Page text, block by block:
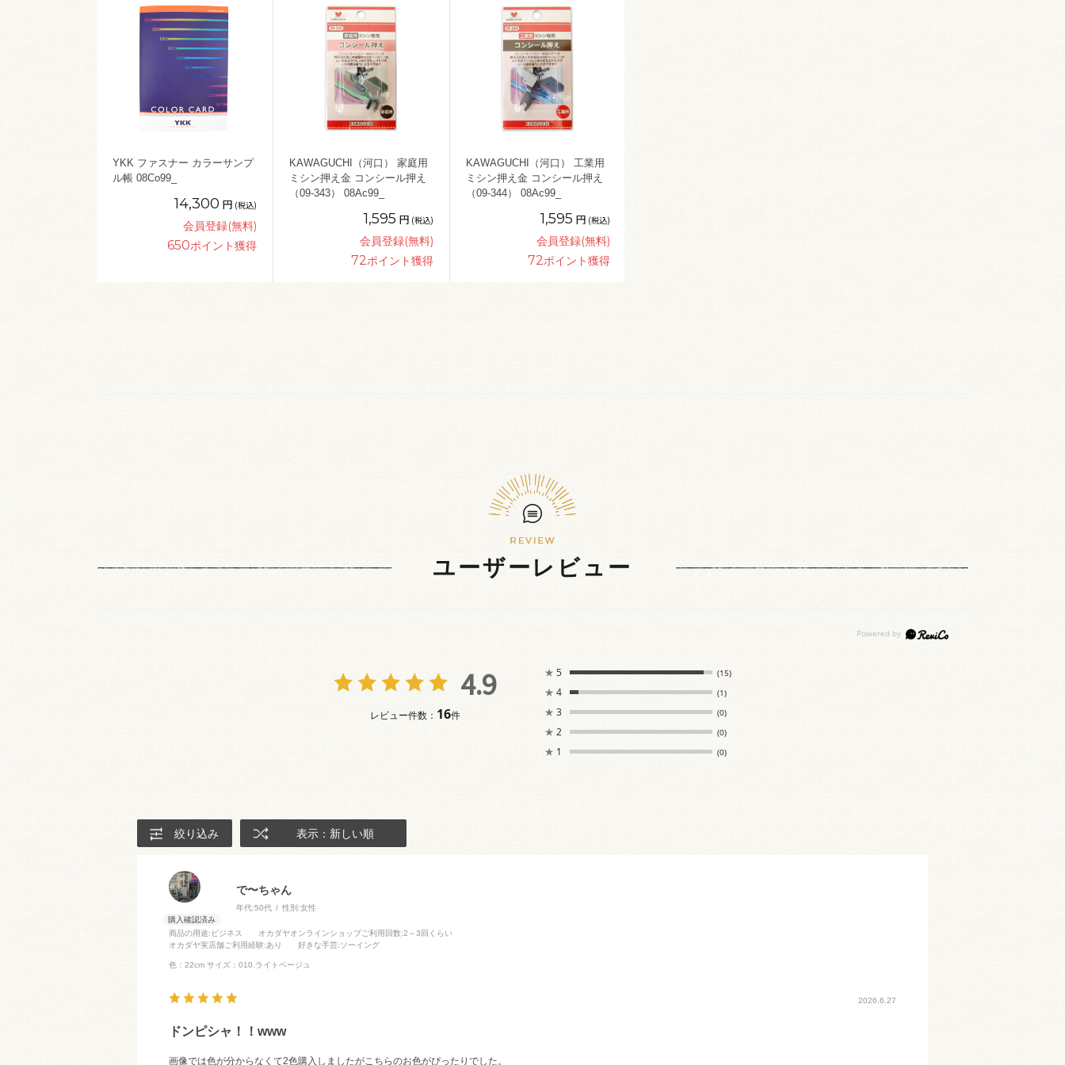
YKK ファスナー カラーサンプ
ル帳 08Co99_
14,300 円 (税込)
会員登録(無料)
650ポイント獲得
KAWAGUCHI（河口） 家庭用
ミシン押え金 コンシール押え
（09-343） 08Ac99_
1,595 円 (税込)
会員登録(無料)
72ポイント獲得
KAWAGUCHI（河口） 工業用
ミシン押え金 コンシール押え
（09-344） 08Ac99_
1,595 円 (税込)
会員登録(無料)
72ポイント獲得
ユーザーレビュー
4.9
レビュー件数： 16件
★ 5 (15)
★ 4 (1)
★ 3 (0)
★ 2 (0)
★ 1 (0)
絞り込み 表示：新しい順
で〜ちゃん
年代:50代 性別:女性
商品の用途:ビジネス オカダヤオンラインショップご利用回数:2～3回くらい
オカダヤ実店舗ご利用経験:あり 好きな手芸:ソーイング
色：22cm サイズ：010.ライトベージュ
2026.6.27
ドンピシャ！！www
画像では色が分からなくて2色購入しましたがこちらのお色がぴったりでした。